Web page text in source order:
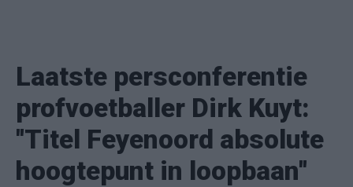
Laatste persconferentie
profvoetballer Dirk Kuyt:
''Titel Feyenoord absolute
hoogtepunt in loopbaan''